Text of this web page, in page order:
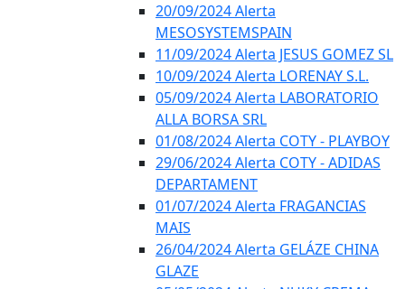
20/09/2024 Alerta
MESOSYSTEMSPAIN
11/09/2024 Alerta JESUS GOMEZ SL
10/09/2024 Alerta LORENAY S.L.
05/09/2024 Alerta LABORATORIO
ALLA BORSA SRL
01/08/2024 Alerta COTY - PLAYBOY
29/06/2024 Alerta COTY - ADIDAS
DEPARTAMENT
01/07/2024 Alerta FRAGANCIAS
MAIS
26/04/2024 Alerta GELÁZE CHINA
GLAZE